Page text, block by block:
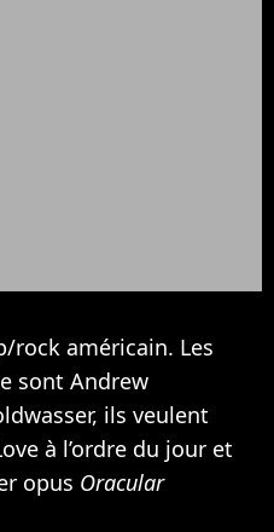
rock américain. Les
sont Andrew
ils veulent
à l’ordre du jour et
opus Oracular